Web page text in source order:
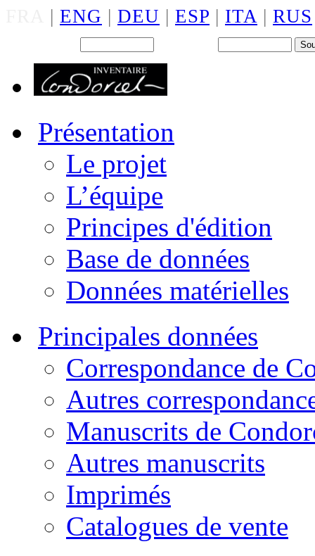
| ENG | DEU | ESP | ITA | RUS
Présentation
Le projet
L’équipe
Principes d'édition
Base de données
Données matérielles
Principales données
Correspondance de
Autres
Manuscrits de
Autres manuscrits
Imprimés
Catalogues de vente